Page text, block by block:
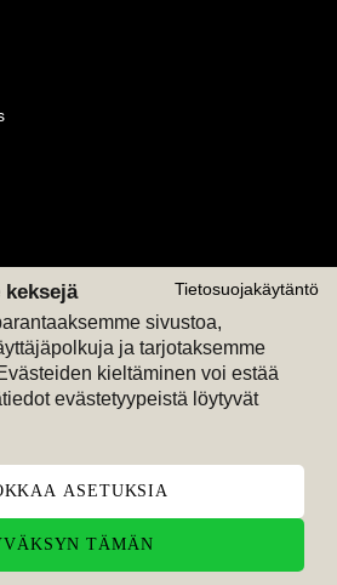
Tietosuojakäytäntö
keksejä
sivustoa,
ja tarjotaksemme
kieltäminen voi estää
evästetyypeistä löytyvät
ASETUKSIA
TÄMÄN
Seuraa meitä